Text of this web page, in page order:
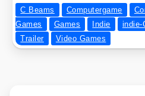
C Beams Computergame
Games
Games Indie indie-
Trailer
Video Games